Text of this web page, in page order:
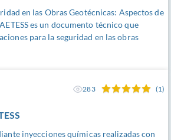
en las Obras Geotécnicas: Aspectos de
es un documento técnico que
para la seguridad en las obras
inyecciones químicas realizadas con
283 (1)